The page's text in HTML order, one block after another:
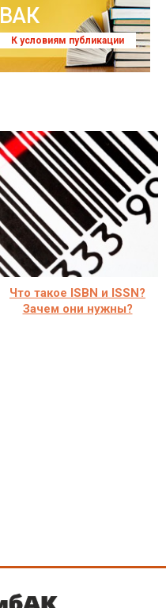
ВАК
К условиям публикации
Что такое ISBN и ISSN?
Зачем они нужны?